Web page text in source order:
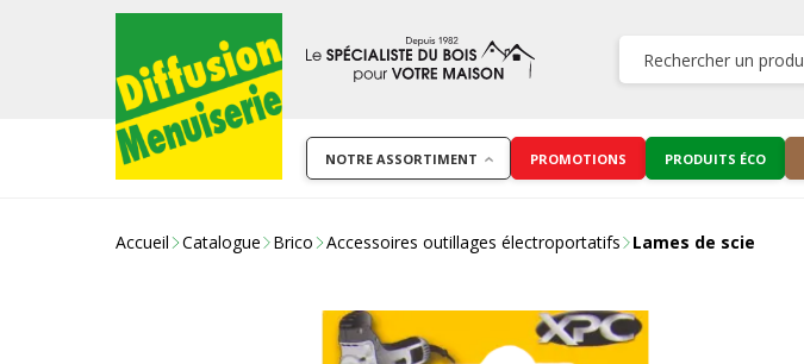
NOTRE ASSORTIMENT PROMOTIONS PRODUITS ÉCO
Accueil Catalogue Brico Accessoires outillages électroportatifs Lames de scie